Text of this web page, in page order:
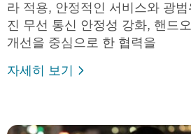
라 적용, 안정적인 서비스와 광
진 무선 통신 안정성 강화, 핸드
개선을 중심으로 한 협력을
자세히 보기